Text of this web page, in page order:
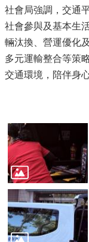
社會局強調，交通
社會參與及基本生
輛汰換、營運優化
多元運輸整合等策
交通環境，陪伴身